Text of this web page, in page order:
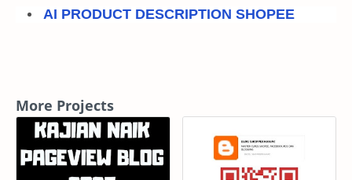
AI PRODUCT DESCRIPTION SHOPEE
More Projects